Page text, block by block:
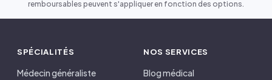
remboursables peuvent s'appliquer en fonction des options.
SPÉCIALITÉS
Médecin généraliste
NOS SERVICES
Blog médical